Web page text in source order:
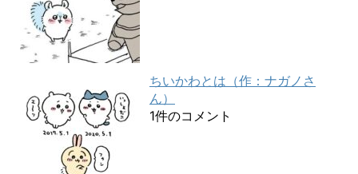
ちいかわとは（作：ナガノさ
ん）
1件のコメント